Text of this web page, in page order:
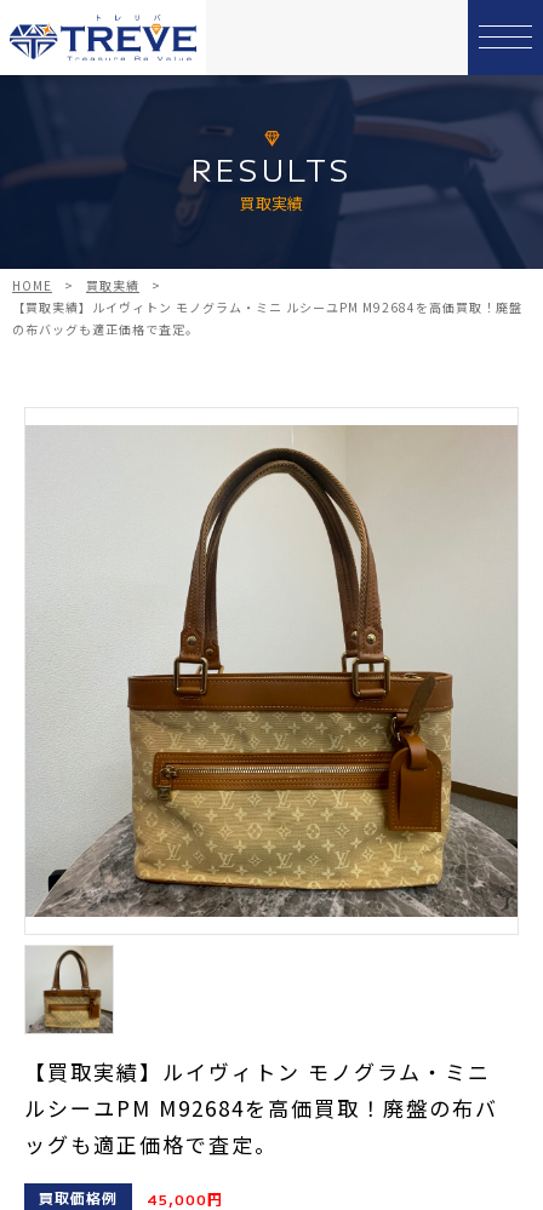
RESULTS
買取実績
HOME > 買取実績
>
【買取実績】ルイヴィトン モノグラム・ミニ ルシーユPM M92684を高価買取！廃盤
の布バッグも適正価格で査定。
【買取実績】ルイヴィトン モノグラム・ミニ
ルシーユPM M92684を高価買取！廃盤の布バ
ッグも適正価格で査定。
買取価格例 45,000円